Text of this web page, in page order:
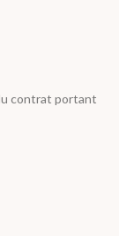
contrat portant